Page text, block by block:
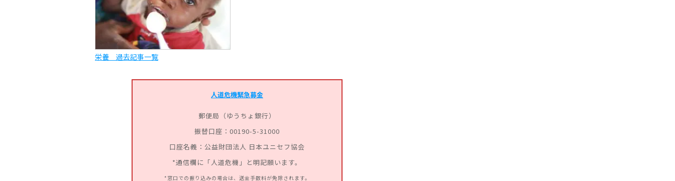
栄養 過去記事一覧
人道危機緊急募金
郵便局（ゆうちょ銀行）
振替口座：00190-5-31000
口座名義：公益財団法人 日本ユニセフ協会
*通信欄に「人道危機」と明記願います。
*窓口での振り込みの場合は、送金手数料が免除されます。